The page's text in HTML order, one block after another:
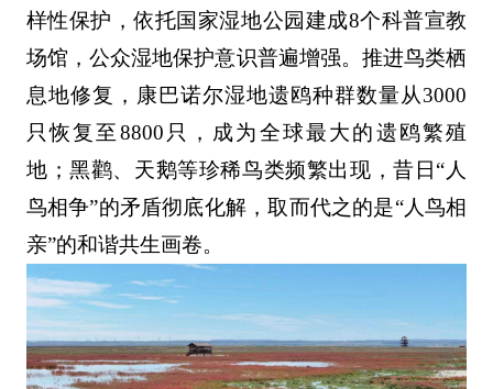
样性保护，依托国家湿地公园建成8个科普宣教
场馆，公众湿地保护意识普遍增强。推进鸟类栖
息地修复，康巴诺尔湿地遗鸥种群数量从3000
只恢复至8800只，成为全球最大的遗鸥繁殖
地；黑鹳、天鹅等珍稀鸟类频繁出现，昔日“人
鸟相争”的矛盾彻底化解，取而代之的是“人鸟相
亲”的和谐共生画卷。